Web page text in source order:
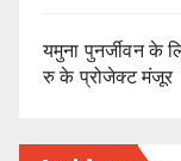
यमुना पुनर्जीवन के
रु के प्रोजेक्ट मंजूर